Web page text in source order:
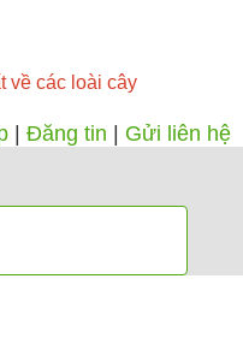
về các loài cây
Đăng tin Gửi liên hệ